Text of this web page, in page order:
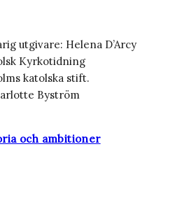
utgivare: Helena D’Arcy
Kyrkotidning
katolska stift.
Byström
och ambitioner